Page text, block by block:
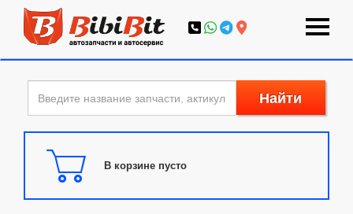
Найти
В корзине пусто